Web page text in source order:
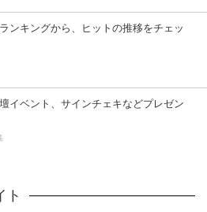
ンキングから、ヒットの推移をチェッ
イベント、サインチェキなどプレゼン
ト